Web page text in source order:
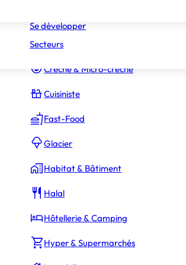
Constructeur Piscines & Spas
Crèche & Micro-crèche
Cuisiniste
Fast-Food
Glacier
Habitat & Bâtiment
Halal
Hôtellerie & Camping
Hyper & Supermarchés
Se développer
Secteurs